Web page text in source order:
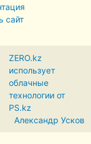
сайт
ZERO.kz
использует
облачные
технологии от
PS.kz
Александр Усков